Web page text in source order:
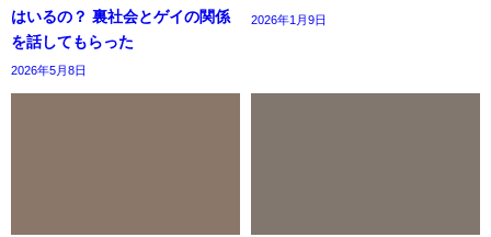
はいるの？ 裏社会とゲイの関係
を話してもらった
2026年5月8日
2026年1月9日